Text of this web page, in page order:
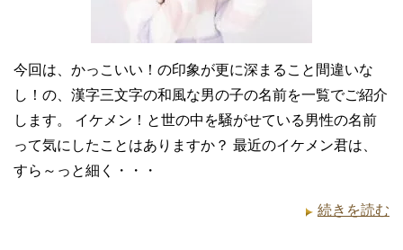
今回は、かっこいい！の印象が更に深まること間違いな
し！の、漢字三文字の和風な男の子の名前を一覧でご紹介
します。 イケメン！と世の中を騒がせている男性の名前
って気にしたことはありますか？ 最近のイケメン君は、
すら～っと細く・・・
続きを読む